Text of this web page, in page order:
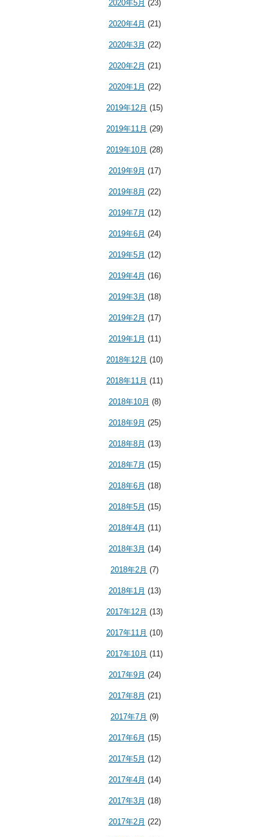
2020年5月 (23)
2020年4月 (21)
2020年3月 (22)
2020年2月 (21)
2020年1月 (22)
2019年12月 (15)
2019年11月 (29)
2019年10月 (28)
2019年9月 (17)
2019年8月 (22)
2019年7月 (12)
2019年6月 (24)
2019年5月 (12)
2019年4月 (16)
2019年3月 (18)
2019年2月 (17)
2019年1月 (11)
2018年12月 (10)
2018年11月 (11)
2018年10月 (8)
2018年9月 (25)
2018年8月 (13)
2018年7月 (15)
2018年6月 (18)
2018年5月 (15)
2018年4月 (11)
2018年3月 (14)
2018年2月 (7)
2018年1月 (13)
2017年12月 (13)
2017年11月 (10)
2017年10月 (11)
2017年9月 (24)
2017年8月 (21)
2017年7月 (9)
2017年6月 (15)
2017年5月 (12)
2017年4月 (14)
2017年3月 (18)
2017年2月 (22)